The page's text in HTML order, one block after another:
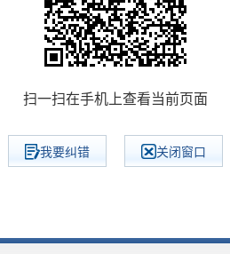
扫一扫在手机上查看当前页面
我要纠错 关闭窗口